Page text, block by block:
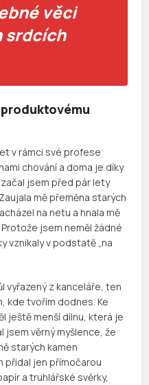
věci
srdcích
v rámci své profese
chování a doma je díky
jsem před pár lety
mě přeměna starých
na netu a hnala mě
jsem neměl žádné
vznikaly v podstatě „na
vyřazený z kanceláře, ten
kde tvořím dodnes. Ke
ještě menší dílnu, která je
jsem věrný myšlence, že
starých kamen
přidal jen přímočarou
a truhlářské svěrky,